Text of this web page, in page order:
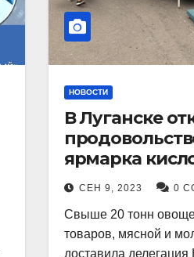
НОВОСТИ
В Луганске
ярмарка
продукции.
СЕН 9, 2023 0
Свыше 20 тонн
товаров, мясной и
доставила делегация